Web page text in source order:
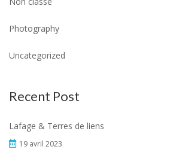
Photography
Uncategorized
Recent Post
Lafage & Terres de liens
19 avril 2023